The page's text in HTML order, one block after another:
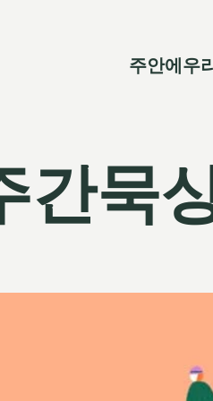
주안에우리
간묵